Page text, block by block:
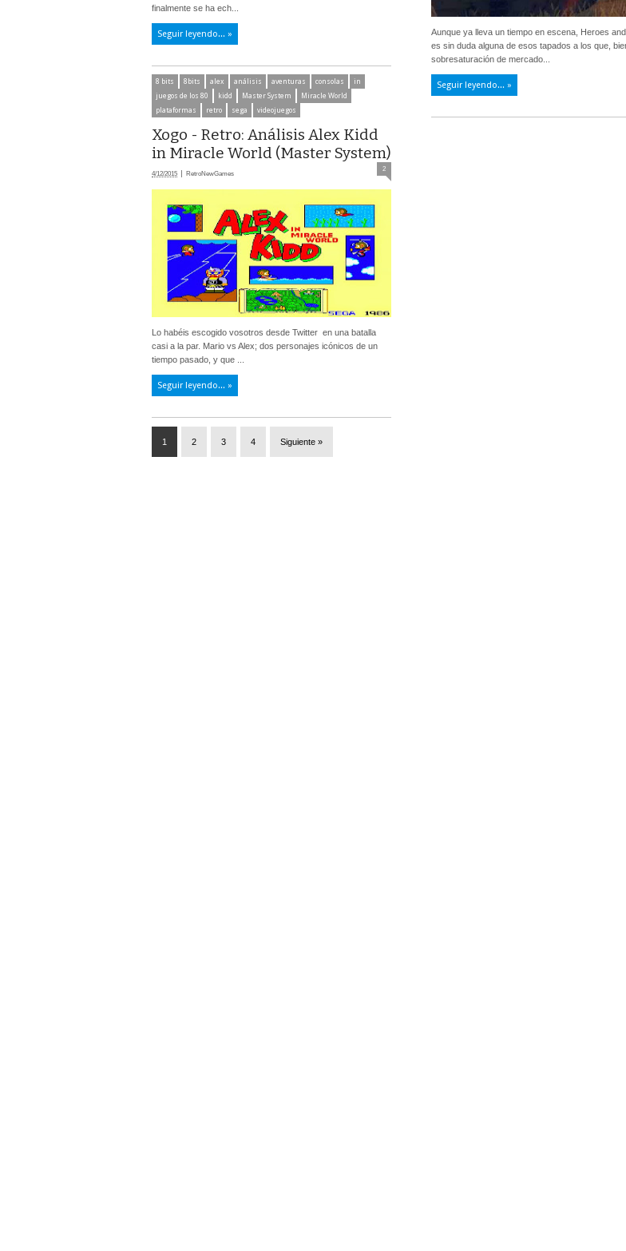
finalmente se ha ech...
Seguir leyendo... »
Aunque ya lleva un tiempo en escena, Heroes
es sin duda alguna de esos tapados a los que,
sobresaturación de mercado...
Seguir leyendo... »
8 bits 8bits alex análisis aventuras consolas
in
juegos de los 80
kidd Master System
Miracle World
plataformas
retro sega videojuegos
Xogo - Retro: Análisis Alex Kidd
in Miracle World (Master System)
4/12/2015 RetroNewGames
2
Lo habéis escogido vosotros desde Twitter en una batalla
casi a la par. Mario vs Alex; dos personajes icónicos de un
tiempo pasado, y que ...
Seguir leyendo... »
1 2 3 4 Siguiente »